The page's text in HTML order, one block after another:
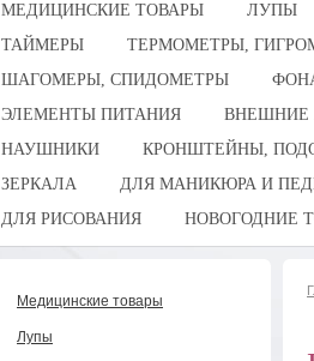
МЕДИЦИНСКИЕ ТОВАРЫ ЛУПЫ
ТАЙМЕРЫ
ТЕРМОМЕТРЫ,
ШАГОМЕРЫ, СПИДОМЕТРЫ
ЭЛЕМЕНТЫ ПИТАНИЯ
ВНЕШНИЕ
НАУШНИКИ
КРОНШТЕЙНЫ,
ЗЕРКАЛА
ДЛЯ МАНИКЮРА И
ДЛЯ РИСОВАНИЯ
НОВОГОДНИЕ
Медицинские товары
Лупы